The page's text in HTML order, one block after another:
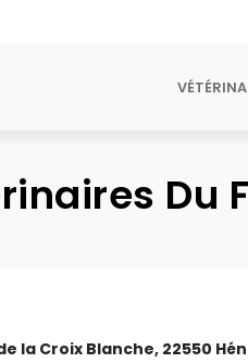
Du
la Croix Blanche, 22550